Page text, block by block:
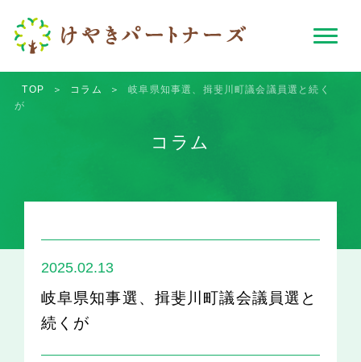
TOP ＞ コラム ＞
岐阜県知事選、揖斐川町議会議員選と続く
が
コラム
2025.02.13
岐阜県知事選、揖斐川町議会議員選と
続くが